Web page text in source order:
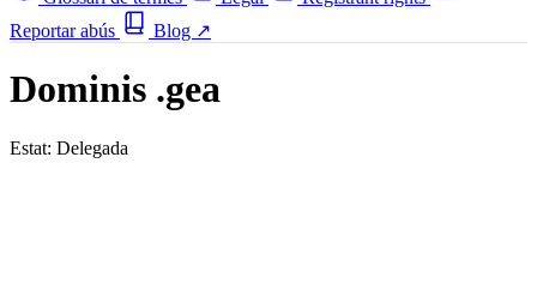
Reportar abús
Blog ↗
Dominis .gea
Estat: Delegada